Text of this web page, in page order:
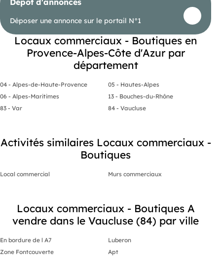
Déposer une annonce sur le portail N°1
Locaux commerciaux - Boutiques en
Provence-Alpes-Côte d'Azur par
département
04 - Alpes-de-Haute-Provence
05 - Hautes-Alpes
06 - Alpes-Maritimes
13 - Bouches-du-Rhône
83 - Var
84 - Vaucluse
Activités similaires Locaux commerciaux -
Boutiques
Local commercial Murs commerciaux
Locaux commerciaux - Boutiques A
vendre dans le Vaucluse (84) par ville
En bordure de l A7
Luberon
Zone Fontcouverte
Apt